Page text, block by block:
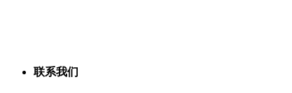
联系我们